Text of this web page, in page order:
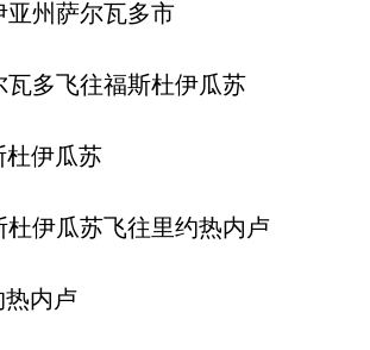
亚州萨尔瓦多市
瓦多飞往福斯杜伊瓜苏
杜伊瓜苏
杜伊瓜苏飞往里约热内卢
热内卢